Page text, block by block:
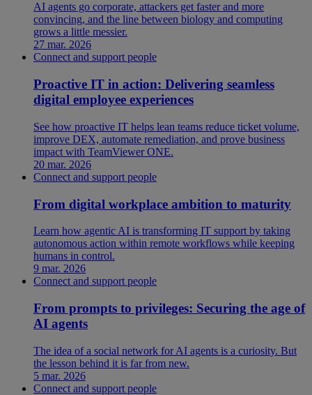
AI agents go corporate, attackers get faster and more
convincing, and the line between biology and computing
grows a little messier.
27 mar. 2026
Connect and support people
Proactive IT in action: Delivering seamless
digital employee experiences
See how proactive IT helps lean teams reduce ticket volume,
improve DEX, automate remediation, and prove business
impact with TeamViewer ONE.
20 mar. 2026
Connect and support people
From digital workplace ambition to maturity
Learn how agentic AI is transforming IT support by taking
autonomous action within remote workflows while keeping
humans in control.
9 mar. 2026
Connect and support people
From prompts to privileges: Securing the age of
AI agents
The idea of a social network for AI agents is a curiosity. But
the lesson behind it is far from new.
5 mar. 2026
Connect and support people